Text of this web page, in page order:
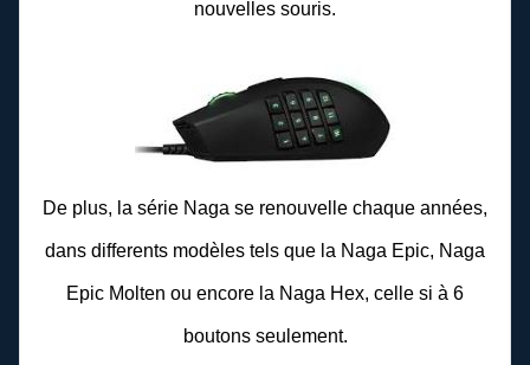
nouvelles souris.
De plus, la série Naga se renouvelle chaque années,
dans differents modèles tels que la Naga Epic, Naga
Epic Molten ou encore la Naga Hex, celle si à 6
boutons seulement.